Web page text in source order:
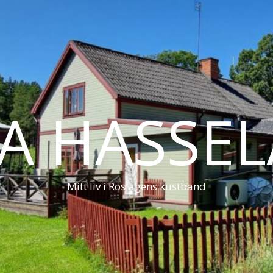
Mitt liv i Roslagens kustband